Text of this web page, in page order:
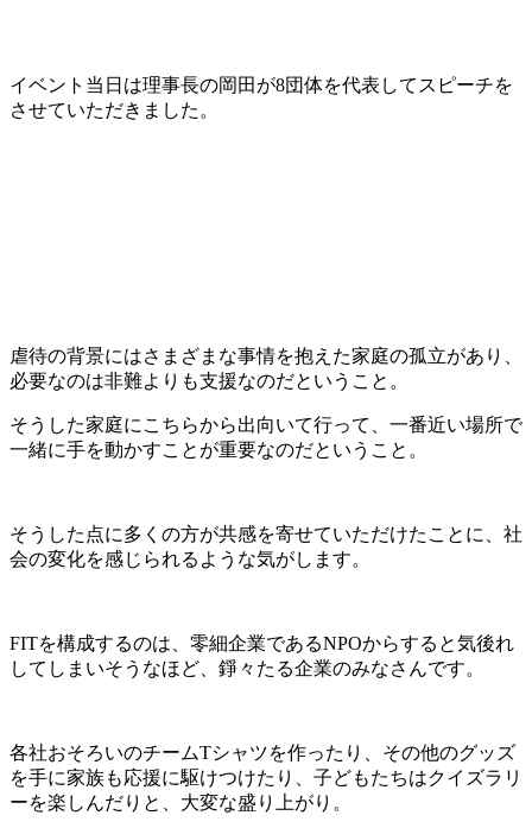
イベント当日は理事長の岡田が8団体を代表してスピーチを
させていただきました。
虐待の背景にはさまざまな事情を抱えた家庭の孤立があり、
必要なのは非難よりも支援なのだということ。
そうした家庭にこちらから出向いて行って、一番近い場所で
一緒に手を動かすことが重要なのだということ。
そうした点に多くの方が共感を寄せていただけたことに、社
会の変化を感じられるような気がします。
FITを構成するのは、零細企業であるNPOからすると気後れ
してしまいそうなほど、錚々たる企業のみなさんです。
各社おそろいのチームTシャツを作ったり、その他のグッズ
を手に家族も応援に駆けつけたり、子どもたちはクイズラリ
ーを楽しんだりと、大変な盛り上がり。